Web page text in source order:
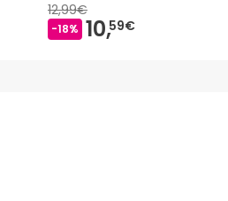
12,99€
-18% 10,59€